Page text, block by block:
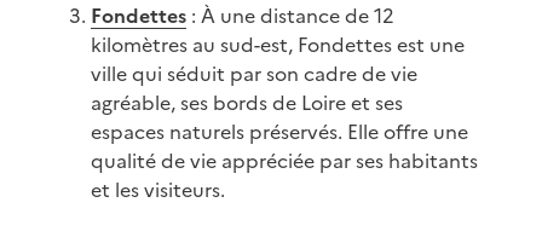
Fondettes: À une distance de 12
kilomètres au sud-est, Fondettes est une
ville qui séduit par son cadre de vie
agréable, ses bords de Loire et ses
espaces naturels préservés. Elle offre une
qualité de vie appréciée par ses habitants
et les visiteurs.